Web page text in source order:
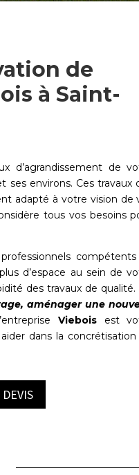
de
à Saint-
d’agrandissement de
ses environs. Ces travaux
adapté à votre vision de
tous vos besoins
d’espace au sein de
des travaux de qualité.
aménager une
Vieboisest
dans la concrétisation